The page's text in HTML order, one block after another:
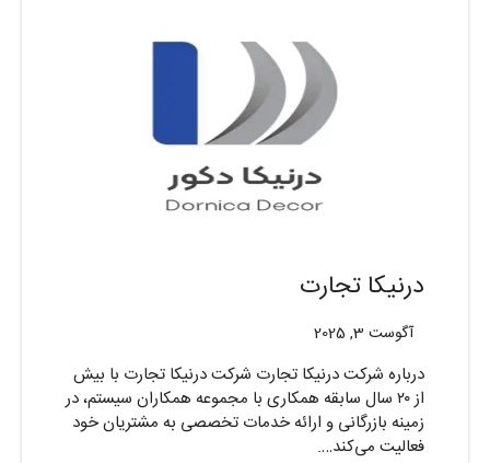
درنیکا تجارت
آگوست 3, 2025
درباره شرکت درنیکا تجارت شرکت درنیکا تجارت با بیش
از ۲۰ سال سابقه همکاری با مجموعه همکاران سیستم، در
زمینه بازرگانی و ارائه خدمات تخصصی به مشتریان خود
فعالیت می‌کند….